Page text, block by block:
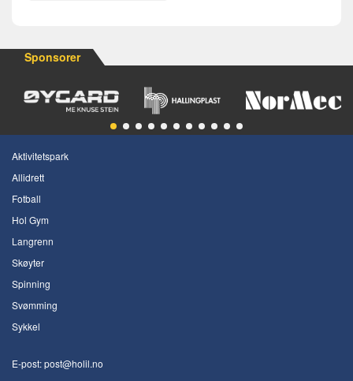
Sponsorer
Aktivitetspark
Allidrett
Fotball
Hol Gym
Langrenn
Skøyter
Spinning
Svømming
Sykkel
E-post:post@holil.no